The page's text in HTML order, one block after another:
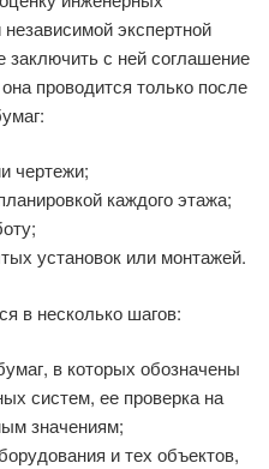
экспертной
с ней соглашение
проводится только после
чертежи;
каждого этажа;
установок или монтажей.
в несколько шагов:
в которых обозначены
систем, ее проверка на
значениям;
и тех объектов,